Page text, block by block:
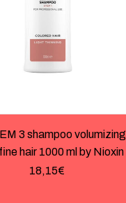
3 shampoo volumizing
hair 1000 ml by Nioxin
18,15€